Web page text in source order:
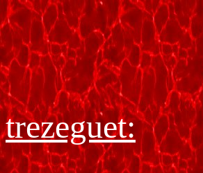
trezeguet: